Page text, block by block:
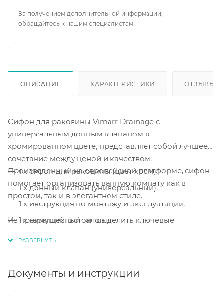
За получением дополнительной информации,
обращайтесь к нашим специалистам!
ОПИСАНИЕ ХАРАКТЕРИСТИКИ ОТЗЫВЫ
Сифон для раковины Vimarr Drainage с
универсальным донным клапаном в
хромированном цвете, представляет собой лучшее
сочетание между ценой и качеством.
Произведенный на европейской платформе, сифон
помогает организовать ванную комнату как в
простом, так и в элегантном стиле.
Из преимуществ стоит выделить ключевые
обслуживании, а также, сверхпрочные
Легкая сборка и монтаж. Сборка и монтаж
1 x сифон для раковины (цвет хром);
1 x донный клапан (универсальный);
1 x инструкция по монтажу и эксплуатации;
1 x гарантийный талон.
Документы и инструкции